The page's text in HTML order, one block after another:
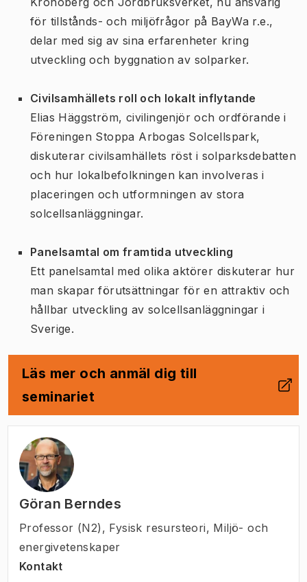
för tillstånds- och miljöfrågor på BayWa r.e.,
delar med sig av sina erfarenheter kring
utveckling och byggnation av solparker.
Civilsamhällets roll och lokalt inflytande
Elias Häggström, civilingenjör och ordförande i
Föreningen Stoppa Arbogas Solcellspark,
diskuterar civilsamhällets röst i solparksdebatten
och hur lokalbefolkningen kan involveras i
placeringen och utformningen av stora
solcellsanläggningar.
Panelsamtal om framtida utveckling
Ett panelsamtal med olika aktörer diskuterar hur
man skapar förutsättningar för en attraktiv och
hållbar utveckling av solcellsanläggningar i
Sverige.
Läs mer och anmäl dig till
seminariet
Göran Berndes
Professor (N2) , Fysisk resursteori, Miljö- och
energivetenskaper
Kontakt